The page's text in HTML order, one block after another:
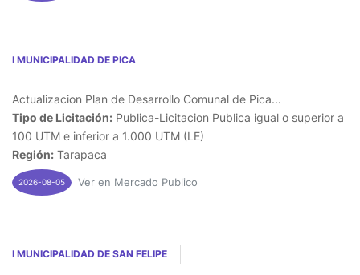
I MUNICIPALIDAD DE PICA
Actualizacion Plan de Desarrollo Comunal de Pica...
Tipo de Licitación: Publica-Licitacion Publica igual o superior a
100 UTM e inferior a 1.000 UTM (LE)
Región: Tarapaca
2026-08-05 Ver en Mercado Publico
I MUNICIPALIDAD DE SAN FELIPE